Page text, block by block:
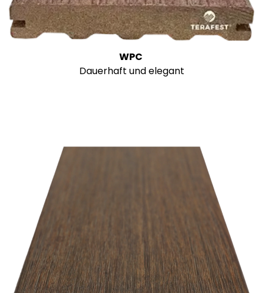
WPC
Dauerhaft und elegant